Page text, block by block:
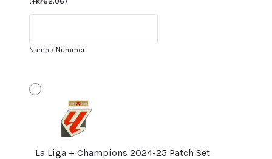
Barcelona
24
Korta
Namn / Nummer
La Liga + Champions 2024-25 Patch Set